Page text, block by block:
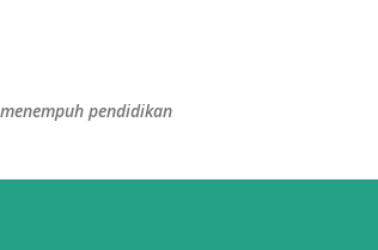
pendidikan